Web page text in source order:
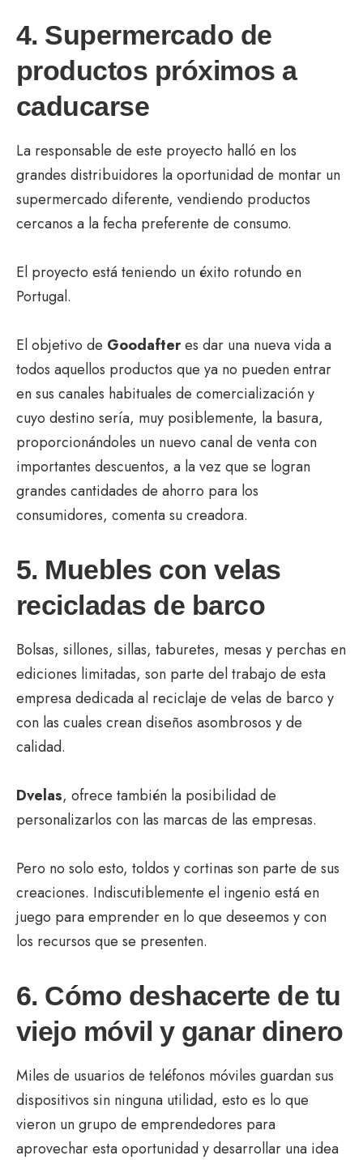
4. Supermercado de
productos próximos a
caducarse
La responsable de este proyecto halló en los
grandes distribuidores la oportunidad de montar un
supermercado diferente, vendiendo productos
cercanos a la fecha preferente de consumo.
El proyecto está teniendo un éxito rotundo en
Portugal.
El objetivo de Goodafteres dar una nueva vida a
todos aquellos productos que ya no pueden entrar
en sus canales habituales de comercialización y
cuyo destino sería, muy posiblemente, la basura,
proporcionándoles un nuevo canal de venta con
importantes descuentos, a la vez que se logran
grandes cantidades de ahorro para los
consumidores, comenta su creadora.
5. Muebles con velas
recicladas de barco
Bolsas, sillones, sillas, taburetes, mesas y perchas en
ediciones limitadas, son parte del trabajo de esta
empresa dedicada al reciclaje de velas de barco y
con las cuales crean diseños asombrosos y de
calidad.
Dvelas, ofrece también la posibilidad de
personalizarlos con las marcas de las empresas.
Pero no solo esto, toldos y cortinas son parte de sus
creaciones. Indiscutiblemente el ingenio está en
juego para emprender en lo que deseemos y con
los recursos que se presenten.
6. Cómo deshacerte de tu
viejo móvil y ganar dinero
Miles de usuarios de teléfonos móviles guardan sus
dispositivos sin ninguna utilidad, esto es lo que
vieron un grupo de emprendedores para
aprovechar esta oportunidad y desarrollar una idea